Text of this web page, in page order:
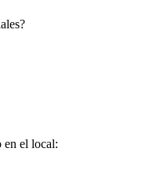
en el local: